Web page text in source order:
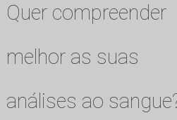
Quer compreender
melhor as suas
análises ao